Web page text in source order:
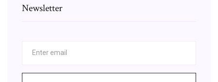
Newsletter